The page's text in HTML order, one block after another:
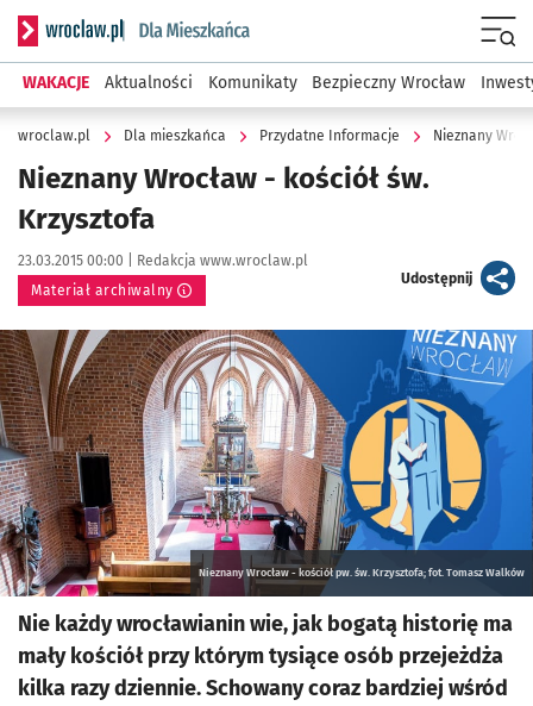
Serwis informacyjny wroclaw.pl podserwis: Dla mieszkańca
WAKACJE Aktualności Komunikaty Bezpieczny Wrocław
wroclaw.pl Dla mieszkańca Przydatne Informacje Nieznany
Nieznany Wrocław - kościół św.
Krzysztofa
Data publikacji:
23.03.2015 00:00 | Autor:
Redakcja www.wroclaw.pl
Materiał archiwalny
Udostępnijartykuł
Kliknij, aby powiększyć
Nieznany Wrocław - kościół pw. św. Krzysztofa; fot. Tomasz Walków
Nie każdy wrocławianin wie, jak bogatą historię ma
mały kościół przy którym tysiące osób przejeżdża
kilka razy dziennie. Schowany coraz bardziej wśród